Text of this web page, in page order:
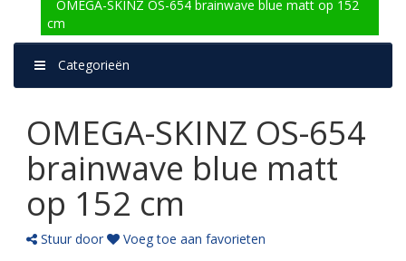
OMEGA-SKINZ OS-654 brainwave blue matt op 152
cm
Categorieën
OMEGA-SKINZ OS-654
brainwave blue matt
op 152 cm
Stuur door Voeg toe aan favorieten